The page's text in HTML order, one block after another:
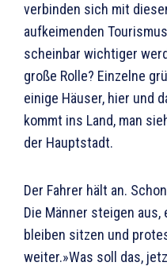
verbinden sich mit
aufkeimenden
scheinbar wichtiger
große Rolle? Einzelne
einige Häuser, hier und
kommt ins Land, man
der Hauptstadt.
Der Fahrer hält an.
Die Männer steigen aus,
bleiben sitzen und
weiter.»Was soll das,